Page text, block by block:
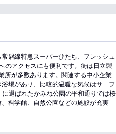
磐線特急スーパーひたち、フレッシュ
のアクセスにも便利です。街は日立製
所が多数あります。関連する中小企業
場があり、比較的温暖な気候はサーフ
選ばれたかみね公園の平和通りでは桜
科学館、自然公園などの施設が充実